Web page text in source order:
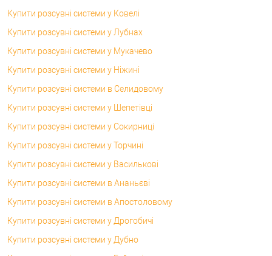
Купити розсувні системи у Ковелі
Купити розсувні системи у Лубнах
Купити розсувні системи у Мукачево
Купити розсувні системи у Ніжині
Купити розсувні системи в Селидовому
Купити розсувні системи у Шепетівці
Купити розсувні системи у Сокирниці
Купити розсувні системи у Торчині
Купити розсувні системи у Василькові
Купити розсувні системи в Ананьєві
Купити розсувні системи в Апостоловому
Купити розсувні системи у Дрогобичі
Купити розсувні системи у Дубно